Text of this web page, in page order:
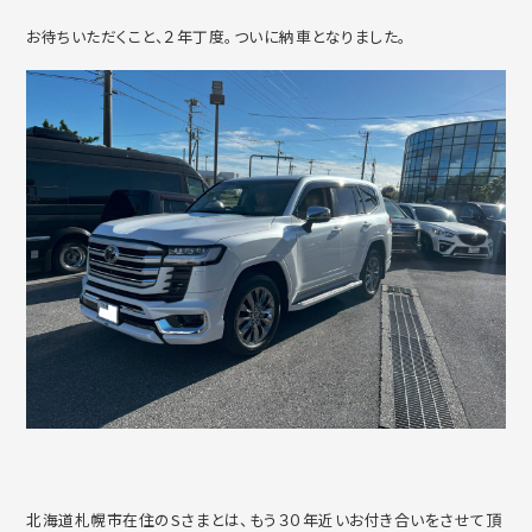
お待ちいただくこと、２年丁度。ついに納車となりました。
北海道札幌市在住のSさまとは、もう３０年近いお付き合いをさせて頂